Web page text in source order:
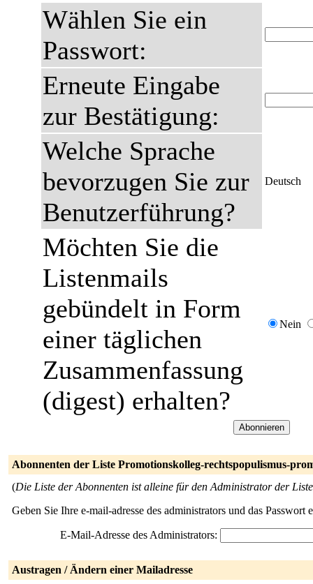
Wählen Sie ein
Passwort:
Erneute Eingabe
zur Bestätigung:
Welche Sprache
bevorzugen Sie zur
Benutzerführung?
Deutsch
Möchten Sie die
Listenmails
gebündelt in Form
einer täglichen
Zusammenfassung
(digest) erhalten?
Nein
Abonnenten der Liste Promotionskolleg-rechtspopulismus-
(Die Liste der Abonnenten ist alleine für den Administrator der
Geben Sie Ihre e-mail-adresse des administrators und das
E-Mail-Adresse des Administrators:
Austragen / Ändern einer Mailadresse